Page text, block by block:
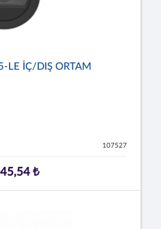
LE İÇ/DIŞ ORTAM
107527
₺